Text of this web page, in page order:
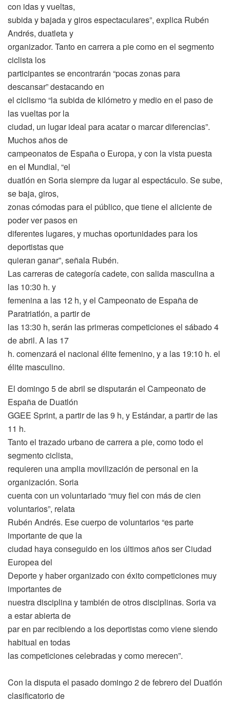
con idas y vueltas,
subida y bajada y giros espectaculares”, explica Rubén
Andrés, duatleta y
organizador. Tanto en carrera a pie como en el segmento
ciclista los
participantes se encontrarán “pocas zonas para
descansar” destacando en
el ciclismo “la subida de kilómetro y medio en el paso de
las vueltas por la
ciudad, un lugar ideal para acatar o marcar diferencias”.
Muchos años de
campeonatos de España o Europa, y con la vista puesta
en el Mundial, “el
duatlón en Soria siempre da lugar al espectáculo. Se sube,
se baja, giros,
zonas cómodas para el público, que tiene el aliciente de
poder ver pasos en
diferentes lugares, y muchas oportunidades para los
deportistas que
quieran ganar”, señala Rubén.
Las carreras de categoría cadete, con salida masculina a
las 10:30 h. y
femenina a las 12 h, y el Campeonato de España de
Paratriatlón, a partir de
las 13:30 h, serán las primeras competiciones el sábado 4
de abril. A las 17
h. comenzará el nacional élite femenino, y a las 19:10 h. el
élite masculino.
El domingo 5 de abril se disputarán el Campeonato de
España de Duatlón
GGEE Sprint, a partir de las 9 h, y Estándar, a partir de las
11 h.
Tanto el trazado urbano de carrera a pie, como todo el
segmento ciclista,
requieren una amplia movilización de personal en la
organización. Soria
cuenta con un voluntariado “muy fiel con más de cien
voluntarios”, relata
Rubén Andrés. Ese cuerpo de voluntarios “es parte
importante de que la
ciudad haya conseguido en los últimos años ser Ciudad
Europea del
Deporte y haber organizado con éxito competiciones muy
importantes de
nuestra disciplina y también de otros disciplinas. Soria va
a estar abierta de
par en par recibiendo a los deportistas como viene siendo
habitual en todas
las competiciones celebradas y como merecen”.
Con la disputa el pasado domingo 2 de febrero del Duatlón
clasificatorio de